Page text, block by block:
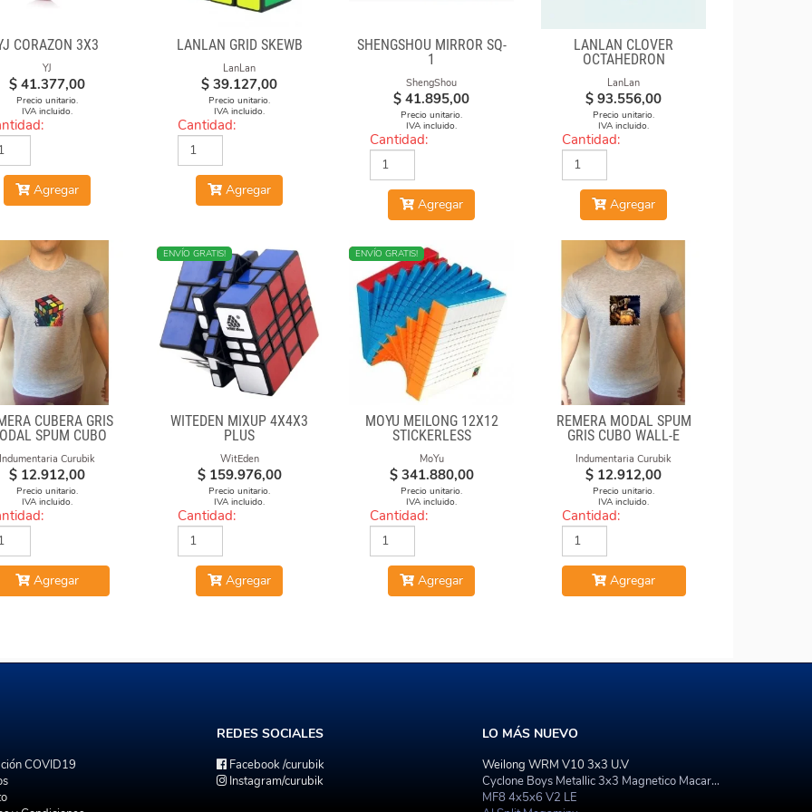
CORAZON 3X3
YJ
$ 41.377,00
Precio unitario.
IVA incluido.
Agregar
LANLAN GRID SKEWB
LanLan
$ 39.127,00
Precio unitario.
IVA incluido.
Cantidad:
Agregar
SHENGSHOU MIRROR SQ-
1
ShengShou
$ 41.895,00
Precio unitario.
IVA incluido.
Cantidad:
Agregar
LANLAN CLOVER
OCTAHEDRON
LanLan
$ 93.556,00
Precio unitario.
IVA incluido.
Cantidad:
Agregar
CUBERA GRIS
SPUM CUBO
Indumentaria Curubik
$ 12.912,00
Precio unitario.
IVA incluido.
Agregar
NUEVO
ENVÍO GRATIS!
WITEDEN MIXUP 4X4X3
PLUS
WitEden
$ 159.976,00
Precio unitario.
IVA incluido.
Cantidad:
Agregar
NUEVO
ENVÍO GRATIS!
MOYU MEILONG 12X12
STICKERLESS
MoYu
$ 341.880,00
Precio unitario.
IVA incluido.
Cantidad:
Agregar
REMERA MODAL SPUM
GRIS CUBO WALL-E
Indumentaria Curubik
$ 12.912,00
Precio unitario.
IVA incluido.
Cantidad:
Agregar
COVID19
REDES SOCIALES
Facebook/curubik
Instagram/curubik
LO MÁS NUEVO
Weilong WRM V10 3x3 U.V
Cyclone Boys Metallic 3x3 Magnetico Macaron
MF8 4x5x6 V2 LE